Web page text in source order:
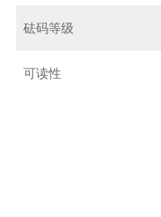
砝码等级
可读性